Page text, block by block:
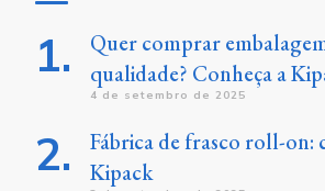
Quer comprar
qualidade? Conheça a
4 de setembro de 2025
Fábrica de frasco roll-on:
Kipack